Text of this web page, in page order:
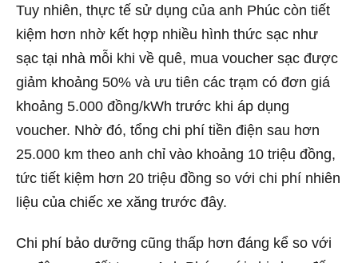
Tuy nhiên, thực tế sử dụng của anh Phúc còn tiết
kiệm hơn nhờ kết hợp nhiều hình thức sạc như
sạc tại nhà mỗi khi về quê, mua voucher sạc được
giảm khoảng 50% và ưu tiên các trạm có đơn giá
khoảng 5.000 đồng/kWh trước khi áp dụng
voucher. Nhờ đó, tổng chi phí tiền điện sau hơn
25.000 km theo anh chỉ vào khoảng 10 triệu đồng,
tức tiết kiệm hơn 20 triệu đồng so với chi phí nhiên
liệu của chiếc xe xăng trước đây.
Chi phí bảo dưỡng cũng thấp hơn đáng kể so với